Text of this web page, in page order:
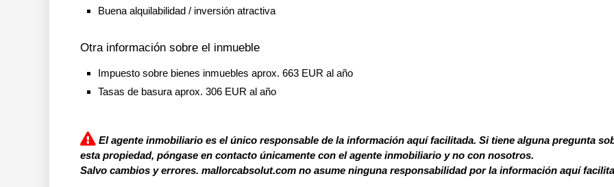
Buena alquilabilidad / inversión atractiva
Otra información sobre el inmueble
Impuesto sobre bienes inmuebles aprox. 663 EUR al año
Tasas de basura aprox. 306 EUR al año
El agente inmobiliario es el único responsable de la información aquí facilitada. Si tiene alguna pregunta
esta propiedad, póngase en contacto únicamente con el agente inmobiliario y no con nosotros.
Salvo cambios y errores. mallorcabsolut.com no asume ninguna responsabilidad por la información aquí